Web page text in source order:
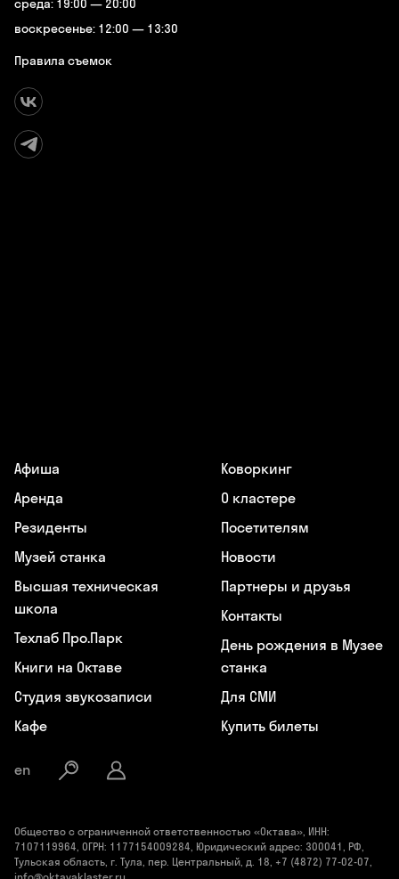
среда: 19:00 — 20:00
воскресенье: 12:00 — 13:30
Правила съемок
Афиша
Аренда
Резиденты
Музей станка
Высшая техническая
школа
Техлаб Про.Парк
Книги на Октаве
Студия звукозаписи
Кафе
Коворкинг
О кластере
Посетителям
Новости
Партнеры и друзья
Контакты
День рождения в Музее
станка
Для СМИ
Купить билеты
en
Общество с ограниченной ответственностью «Октава», ИНН:
7107119964, ОГРН: 1177154009284, Юридический адрес: 300041, РФ,
Тульская область, г. Тула, пер. Центральный, д. 18, +7 (4872) 77-02-07,